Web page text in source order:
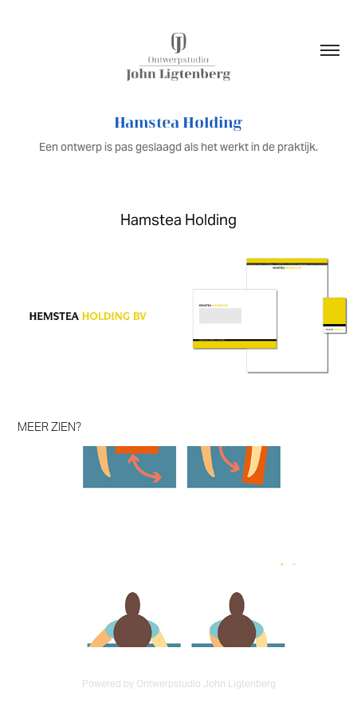
Hamstea Holding
Een ontwerp is pas geslaagd als het werkt in de praktijk.
Hamstea Holding
MEER ZIEN?
Powered by Ontwerpstudio John Ligtenberg